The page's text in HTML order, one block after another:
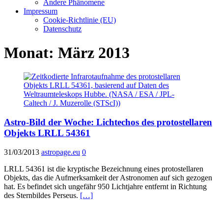
Andere Phänomene
Impressum
Cookie-Richtlinie (EU)
Datenschutz
Monat: März 2013
Astro-Bild der Woche: Lichtechos des protostellaren
Objekts LRLL 54361
31/03/2013 astropage.eu 0
LRLL 54361 ist die kryptische Bezeichnung eines protostellaren
Objekts, das die Aufmerksamkeit der Astronomen auf sich gezogen
hat. Es befindet sich ungefähr 950 Lichtjahre entfernt in Richtung
des Sternbildes Perseus. […]